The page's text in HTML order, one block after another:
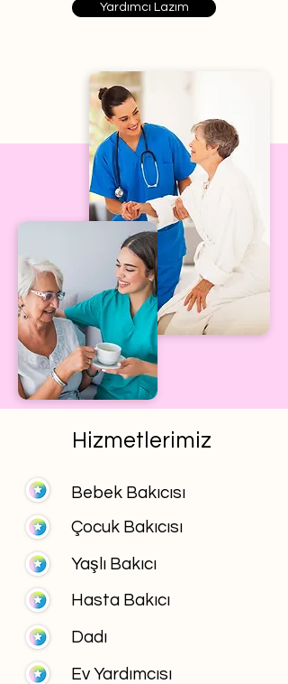
Yardımcı Lazım
Hizmetlerimiz
Bebek Bakıcısı
Çocuk Bakıcısı
Yaşlı Bakıcı
Hasta Bakıcı
Dadı
Ev Yardımcısı